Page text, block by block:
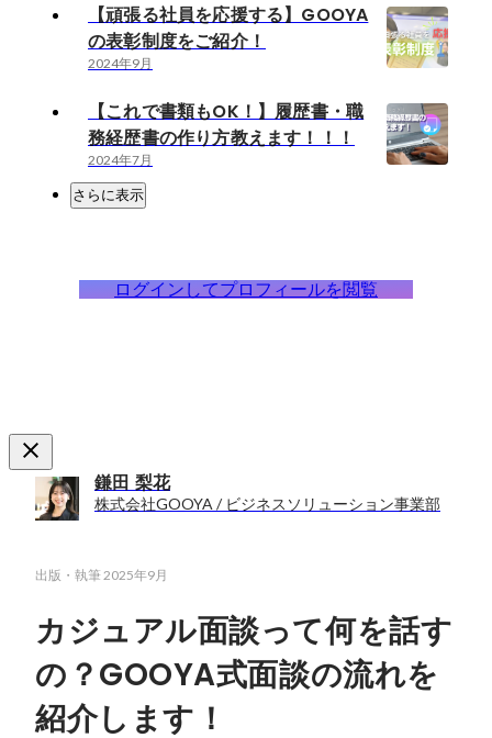
【頑張る社員を応援する】GOOYA
の表彰制度をご紹介！
2024年9月
【これで書類もOK！】履歴書・職
務経歴書の作り方教えます！！！
2024年7月
さらに表示
ログインしてプロフィールを閲覧
鎌田 梨花
株式会社GOOYA / ビジネスソリューション事業部
出版・執筆 2025年9月
カジュアル面談って何を話す
の？GOOYA式面談の流れを
紹介します！